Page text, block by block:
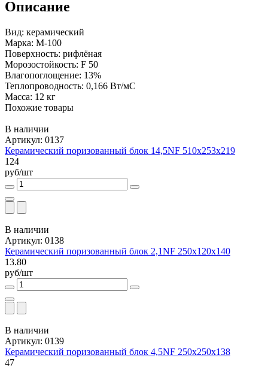
Описание
Вид: керамический
Марка: М-100
Поверхность: рифлёная
Морозостойкость: F 50
Влагопоглощение: 13%
Теплопроводность: 0,166 Вт/мС
Масса: 12 кг
Похожие товары
В наличии
Артикул: 0137
Керамический поризованный блок 14,5NF 510х253х219
124
руб/шт
В наличии
Артикул: 0138
Керамический поризованный блок 2,1NF 250x120x140
13.80
руб/шт
В наличии
Артикул: 0139
Керамический поризованный блок 4,5NF 250х250х138
47